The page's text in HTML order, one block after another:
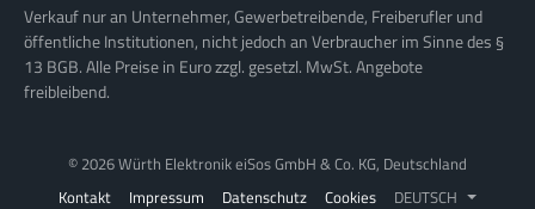
Verkauf nur an Unternehmer, Gewerbetreibende, Freiberufler und
öffentliche Institutionen, nicht jedoch an Verbraucher im Sinne des §
13 BGB. Alle Preise in Euro zzgl. gesetzl. MwSt. Angebote
freibleibend.
© 2026 Würth Elektronik eiSos GmbH & Co. KG, Deutschland
Kontakt
Impressum Datenschutz Cookies DEUTSCH